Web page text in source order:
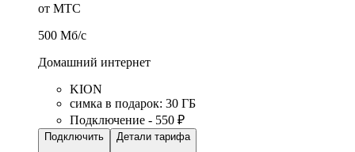
от МТС
500 Мб/c
Домашний интернет
KION
симка в подарок: 30 ГБ
Подключение - 550 ₽
Подключить
Детали тарифа